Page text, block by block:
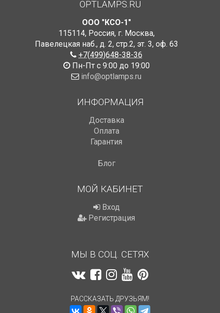
OPTLAMPS.RU
ООО "КСО-1"
115114, Россия, г. Москва,
Павелецкая наб., д. 2, стр.2, эт. 3, оф. 63
+7(499)648-38-36
Пн-Пт с 9:00 до 19:00
info@optlamps.ru
ИНФОРМАЦИЯ
Доставка
Оплата
Гарантия
Блог
МОЙ КАБИНЕТ
Вход
Регистрация
МЫ В СОЦ. СЕТЯХ
РАССКАЗАТЬ ДРУЗЬЯМ!